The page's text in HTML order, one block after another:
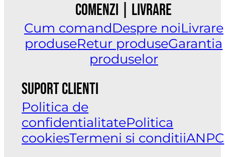
Comenzi | Livrare
Cum comandDespre noiLivrare
produseRetur produseGarantia
produselor
Suport clienti
Politica de
confidentialitatePolitica
cookiesTermeni si conditiiANPC